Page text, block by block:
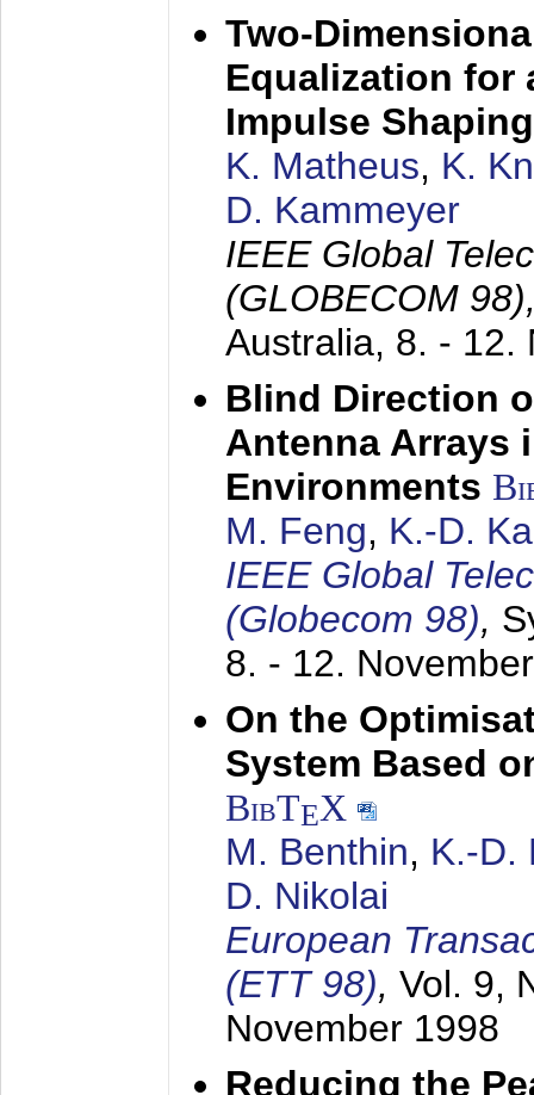
Two-
Equalization for
Impulse
K. Matheus, K.
D. Kammeyer
IEEE Global
(GLOBECOM
Australia, 8. - 12.
Blind Direction
Antenna Arrays
Environments
M. Feng, K.-D.
IEEE Global
(Globecom 98),
8. - 12.
On the
System Based
BibTEX
M. Benthin, K.-D.
D. Nikolai
European
(ETT 98), Vol. 9,
November 1998
Reducing the